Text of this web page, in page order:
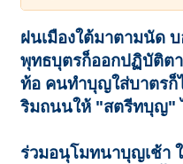
ฝนเมืองใต้มาตามนัด
พุทธบุตรก็ออกปฏิบัติต
ท้อ คนทำบุญใส่บาตรก็
ริมถนนให้ "สตรีทบุญ"
ร่วมอนุโมทนาบุญเช้า